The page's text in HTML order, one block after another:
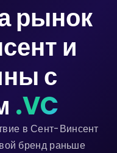
рынок
и
с
.VC
в Сент-Винсент
бренд раньше